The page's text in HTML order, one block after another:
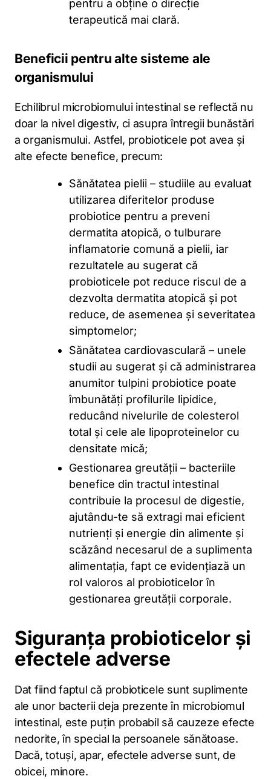
pentru a obține o direcție
terapeutică mai clară.
Beneficii pentru alte sisteme ale
organismului
Echilibrul microbiomului intestinal se reflectă nu
doar la nivel digestiv, ci asupra întregii bunăstări
a organismului. Astfel, probioticele pot avea și
alte efecte benefice, precum:
Sănătatea pielii – studiile au evaluat
utilizarea diferitelor produse
probiotice pentru a preveni
dermatita atopică, o tulburare
inflamatorie comună a pielii, iar
rezultatele au sugerat că
probioticele pot reduce riscul de a
dezvolta dermatita atopică și pot
reduce, de asemenea și severitatea
simptomelor;
Sănătatea cardiovasculară – unele
studii au sugerat și că administrarea
anumitor tulpini probiotice poate
îmbunătăți profilurile lipidice,
reducând nivelurile de colesterol
total și cele ale lipoproteinelor cu
densitate mică;
Gestionarea greutății – bacteriile
benefice din tractul intestinal
contribuie la procesul de digestie,
ajutându-te să extragi mai eficient
nutrienți și energie din alimente și
scăzând necesarul de a suplimenta
alimentația, fapt ce evidențiază un
rol valoros al probioticelor în
gestionarea greutății corporale.
Siguranța probioticelor și
efectele adverse
Dat fiind faptul că probioticele sunt suplimente
ale unor bacterii deja prezente în microbiomul
intestinal, este puțin probabil să cauzeze efecte
nedorite, în special la persoanele sănătoase.
Dacă, totuși, apar, efectele adverse sunt, de
obicei, minore.